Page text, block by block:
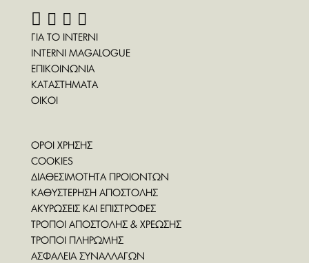
ΓΙΑ ΤΟ INTERNI
INTERNI MAGALOGUE
ΕΠΙΚΟΙΝΩΝΙΑ
ΚΑΤΑΣΤΗΜΑΤΑ
ΟΙΚΟΙ
ΟΡΟΙ ΧΡΗΣΗΣ
COOKIES
ΔΙΑΘΕΣΙΜΟΤΗΤΑ ΠΡΟΙΟΝΤΩΝ
ΚΑΘΥΣΤΕΡΗΣΗ ΑΠΟΣΤΟΛΗΣ
ΑΚΥΡΩΣΕΙΣ ΚΑΙ ΕΠΙΣΤΡΟΦΕΣ
ΤΡΟΠΟΙ ΑΠΟΣΤΟΛΗΣ & ΧΡΕΩΣΗΣ
ΤΡΟΠΟΙ ΠΛΗΡΩΜΗΣ
ΑΣΦΑΛΕΙΑ ΣΥΝΑΛΛΑΓΩΝ